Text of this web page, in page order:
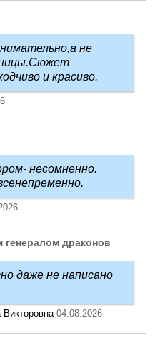
не
и красиво.
несомненно.
драконов
даже не написано
04.08.2026